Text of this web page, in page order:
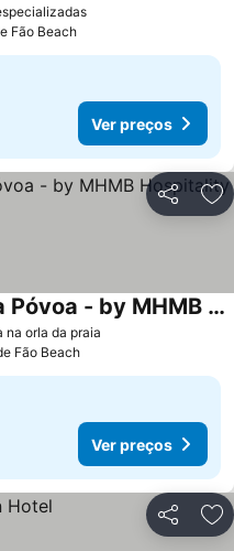
Fão Beach
Ver preços
Partilhar
orla da praia
THE ONE Grand Hotel da Póvoa - by MHMB Hospitality
Fão Beach
Ver preços
Partilhar